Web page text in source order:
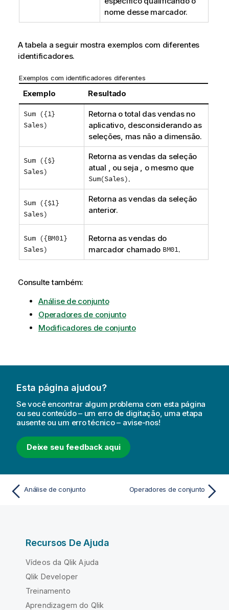
nome desse marcador.
A tabela a seguir mostra exemplos com diferentes
identificadores.
Exemplos com identificadores diferentes
Exemplo Resultado
Sum ({1}
Sales)
Retorna o total das vendas no
aplicativo, desconsiderando as
seleções, mas não a dimensão.
Sum ({$}
Sales)
Retorna as vendas da seleção
atual , ou seja , o mesmo que
Sum(Sales).
Sum ({$1}
Sales)
Retorna as vendas da seleção
anterior.
Sum ({BM01}
Sales)
Retorna as vendas do
marcador chamado BM01.
Consulte também:
Análise de conjunto
Operadores de conjunto
Modificadores de conjunto
Esta página ajudou?
Se você encontrar algum problema com esta página
ou seu conteúdo – um erro de digitação, uma etapa
ausente ou um erro técnico – avise-nos!
Deixe seu feedback aqui
Análise de conjunto Operadores de conjunto
Recursos De Ajuda
Vídeos da Qlik Ajuda
Qlik Developer
Treinamento
Aprendizagem do Qlik